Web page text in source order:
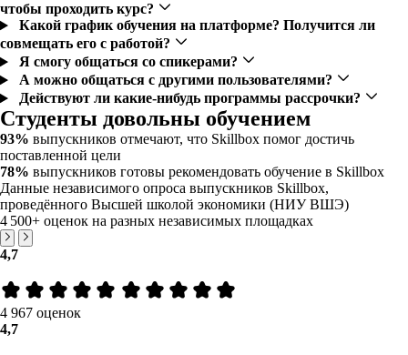
чтобы проходить курс?
Какой график обучения на платформе? Получится ли
совмещать его с работой?
Я смогу общаться со спикерами?
А можно общаться с другими пользователями?
Действуют ли какие-нибудь программы рассрочки?
Студенты довольны обучением
93% выпускников отмечают, что Skillbox помог достичь
поставленной цели
78% выпускников готовы рекомендовать обучение в Skillbox
Данные независимого опроса выпускников Skillbox,
проведённого Высшей школой экономики (НИУ ВШЭ)
4 500+ оценок на разных независимых площадках
4,7
4 967 оценок
4,7